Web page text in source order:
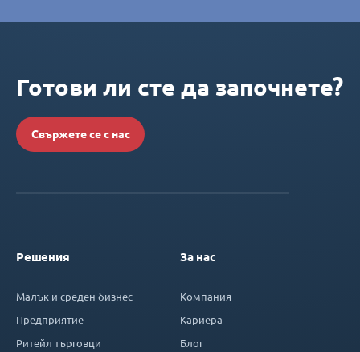
Готови ли сте да започнете?
Свържете се с нас
Решения
Малък и среден бизнес
Предприятие
Ритейл търговци
За нас
Компания
Кариера
Блог